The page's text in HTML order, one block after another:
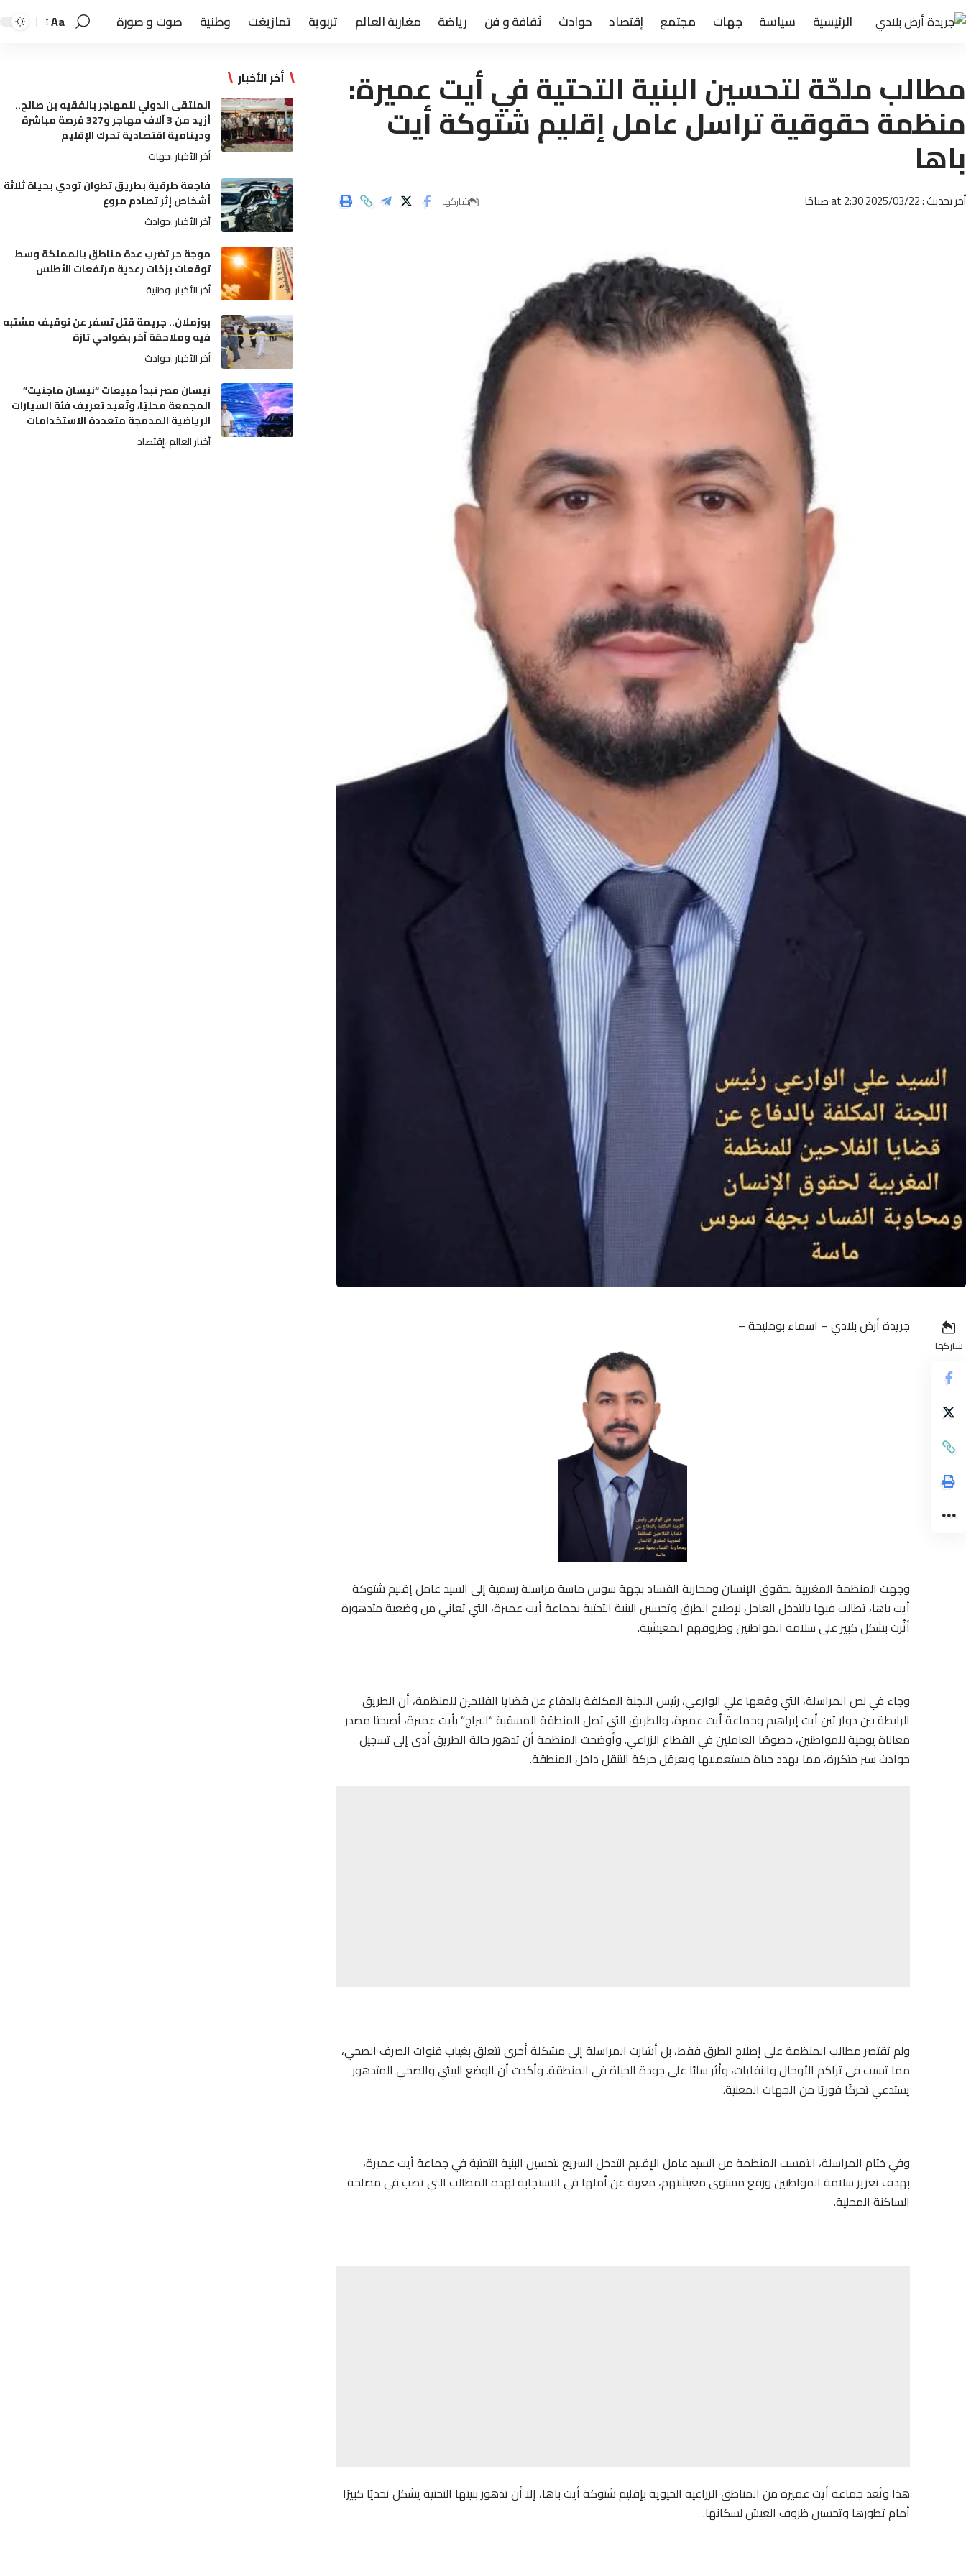
الرئيسية سياسة جهات مجتمع إقتصاد حوادث ثقافة و فن رياضة مغاربة العالم تربوية تمازيغت وطنية صوت و صورة Aa
مطالب ملحّة لتحسين البنية التحتية في أيت عميرة:
منظمة حقوقية تراسل عامل إقليم شتوكة أيت
باها
أخر تحديث : 2025/03/22 at 2:30 صباحًا شاركها
شاركها
جريدة أرض بلادي – اسماء بومليحة –
وجهت المنظمة المغربية لحقوق الإنسان ومحاربة الفساد بجهة سوس ماسة مراسلة رسمية إلى السيد عامل إقليم شتوكة
أيت باها، تطالب فيها بالتدخل العاجل لإصلاح الطرق وتحسين البنية التحتية بجماعة أيت عميرة، التي تعاني من وضعية متدهورة
أثّرت بشكل كبير على سلامة المواطنين وظروفهم المعيشية.
وجاء في نص المراسلة، التي وقعها علي الوارعي، رئيس اللجنة المكلفة بالدفاع عن قضايا الفلاحين للمنظمة، أن الطريق
الرابطة بين دوار تين أيت إبراهيم وجماعة أيت عميرة، والطريق التي تصل المنطقة المسقية “البراج” بأيت عميرة، أصبحتا مصدر
معاناة يومية للمواطنين، خصوصًا العاملين في القطاع الزراعي. وأوضحت المنظمة أن تدهور حالة الطريق أدى إلى تسجيل
حوادث سير متكررة، مما يهدد حياة مستعمليها ويعرقل حركة التنقل داخل المنطقة.
ولم تقتصر مطالب المنظمة على إصلاح الطرق فقط، بل أشارت المراسلة إلى مشكلة أخرى تتعلق بغياب قنوات الصرف الصحي،
مما تسبب في تراكم الأوحال والنفايات، وأثر سلبًا على جودة الحياة في المنطقة. وأكدت أن الوضع البيئي والصحي المتدهور
يستدعي تحركًا فوريًا من الجهات المعنية.
وفي ختام المراسلة، التمست المنظمة من السيد عامل الإقليم التدخل السريع لتحسين البنية التحتية في جماعة أيت عميرة،
بهدف تعزيز سلامة المواطنين ورفع مستوى معيشتهم، معربة عن أملها في الاستجابة لهذه المطالب التي تصب في مصلحة
الساكنة المحلية.
هذا وتُعد جماعة أيت عميرة من المناطق الزراعية الحيوية بإقليم شتوكة أيت باها، إلا أن تدهور بنيتها التحتية يشكل تحديًا كبيرًا
أمام تطورها وتحسين ظروف العيش لسكانها.
أخر الأخبار
الملتقى الدولي للمهاجر بالفقيه بن صالح..
أزيد من 3 آلاف مهاجر و327 فرصة مباشرة
ودينامية اقتصادية تحرك الإقليم
أخر الأخبار جهات
فاجعة طرقية بطريق تطوان تودي بحياة ثلاثة
أشخاص إثر تصادم مروع
أخر الأخبار حوادث
موجة حر تضرب عدة مناطق بالمملكة وسط
توقعات بزخات رعدية مرتفعات الأطلس
أخر الأخبار وطنية
بوزملان.. جريمة قتل تسفر عن توقيف مشتبه
فيه وملاحقة آخر بضواحي تازة
أخر الأخبار حوادث
نيسان مصر تبدأ مبيعات “نيسان ماجنيت”
المجمعة محليًا، وتُعِيد تعريف فئة السيارات
الرياضية المدمجة متعددة الاستخدامات
أخبار العالم إقتصاد